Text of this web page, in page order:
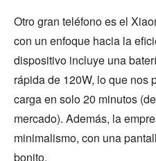
Otro gran teléfono es el
con un enfoque hacia la
dispositivo incluye una
rápida de 120W, lo que nos
carga en solo 20 minutos
mercado). Además, la
minimalismo, con una
bonito.